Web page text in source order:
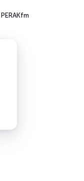
PERAKfm